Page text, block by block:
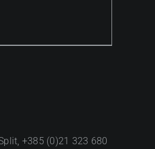
+385 (0)21 323 680